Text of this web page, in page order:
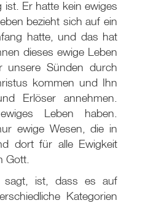
Er hatte kein ewiges
bezieht sich auf ein
hatte, und das hat
dieses ewige Leben
unsere Sünden durch
kommen und Ihn
Erlöser annehmen.
Leben haben.
ewige Wesen, die in
dort für alle Ewigkeit
Gott.
sagt, ist, dass es auf
Kategorien